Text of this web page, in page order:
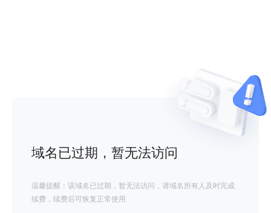
域名已过期，暂无法访问
温馨提醒：该域名已过期，暂无法访问，请域名所有人及时完成
续费，续费后可恢复正常使用